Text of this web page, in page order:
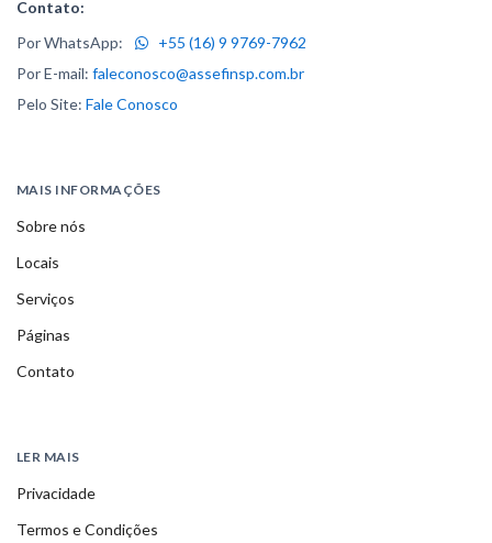
Contato:
Por WhatsApp:
+55 (16) 9 9769-7962
Por E-mail: faleconosco@assefinsp.com.br
Pelo Site: Fale Conosco
MAIS INFORMAÇÕES
Sobre nós
Locais
Serviços
Páginas
Contato
LER MAIS
Privacidade
Termos e Condições